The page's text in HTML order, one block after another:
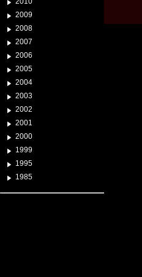
2009
2008
2007
2006
2005
2004
2003
2002
2001
2000
1999
1995
1985